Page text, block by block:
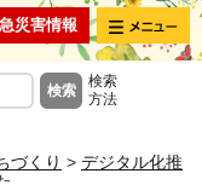
災害情報 メニュー
検索
方法
づくり > デジタル化推